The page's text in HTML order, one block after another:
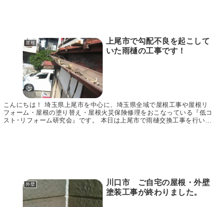
屋根
上尾市で勾配不良を起こして
いた雨樋の工事です！
こんにちは！ 埼玉県上尾市を中心に、埼玉県全域で屋根工事や屋根リ
フォーム・屋根の塗り替え・屋根火災保険修理をおこなっている『低コ
スト･リフォーム研究会』です。 本日は上尾市で雨樋交換工事を行いま
外壁
川口市 ご自宅の屋根・外壁
塗装工事が終わりました。